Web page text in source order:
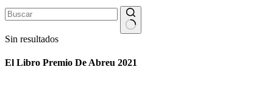
Sin resultados
El Libro Premio De Abreu 2021